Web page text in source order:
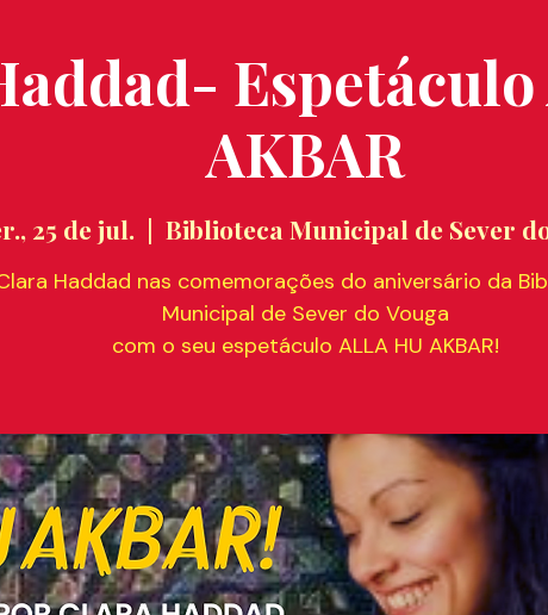
AKBAR
25 de jul.
  |
Biblioteca Municipal de Sever
Haddad nas comemorações do aniversário da
Municipal de Sever do Vouga
com o seu espetáculo ALLA HU AKBAR!